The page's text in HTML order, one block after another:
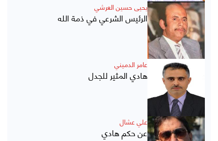
يحيى حسين العرشي
الرئيس الشرعي في ذمة الله
عامر الدميني
هادي المثير للجدل
علي عشال
عن حكم هادي